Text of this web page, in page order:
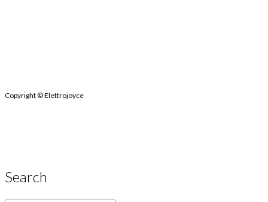
Copyright© Elettrojoyce
Search